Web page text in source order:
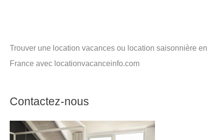
Trouver une location vacances ou location saisonnière en
France avec locationvacanceinfo.com
Contactez-nous